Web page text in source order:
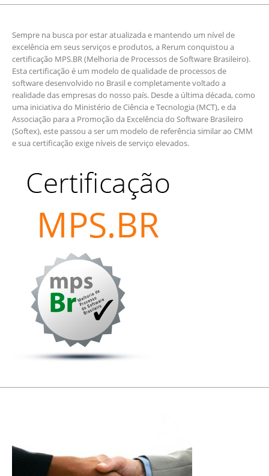
Sempre na busca por estar atualizada e mantendo um nível de
excelência em seus serviços e produtos, a Rerum conquistou a
certificação MPS.BR (Melhoria de Processos de Software Brasileiro).
Esta certificação é um modelo de qualidade de processos de
software desenvolvido no Brasil e completamente voltado a
realidade das empresas do nosso país. Desde a última década, como
uma iniciativa do Ministério de Ciência e Tecnologia (MCT), e da
Associação para a Promoção da Excelência do Software Brasileiro
(Softex), este passou a ser um modelo de referência similar ao CMM
e sua certificação exige níveis de serviço elevados.